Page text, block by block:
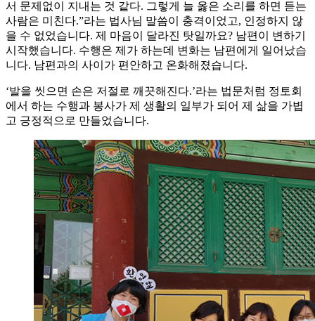
서 문제없이 지내는 것 같다. 그렇게 늘 옳은 소리를 하면 듣는
사람은 미친다.”라는 법사님 말씀이 충격이었고, 인정하지 않
을 수 없었습니다. 제 마음이 달라진 탓일까요? 남편이 변하기
시작했습니다. 수행은 제가 하는데 변화는 남편에게 일어났습
니다. 남편과의 사이가 편안하고 온화해졌습니다.
‘발을 씻으면 손은 저절로 깨끗해진다.’라는 법문처럼 정토회
에서 하는 수행과 봉사가 제 생활의 일부가 되어 제 삶을 가볍
고 긍정적으로 만들었습니다.